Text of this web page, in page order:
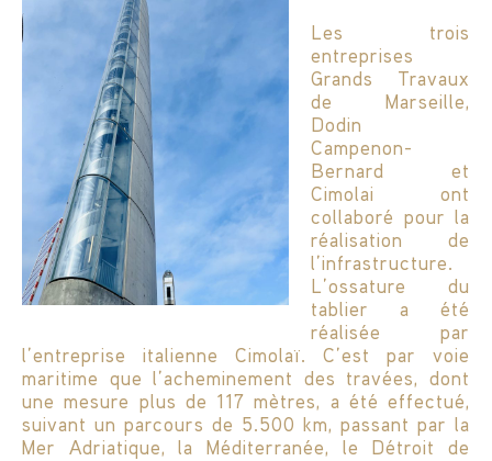
Les trois
entreprises
Grands Travaux
de Marseille,
Dodin
Campenon-
Bernard et
Cimolai ont
collaboré pour la
réalisation de
l’infrastructure.
L’ossature du
tablier a été
réalisée par
l’entreprise italienne Cimolaï. C’est par voie
maritime que l’acheminement des travées, dont
une mesure plus de 117 mètres, a été effectué,
suivant un parcours de 5.500 km, passant par la
Mer Adriatique, la Méditerranée, le Détroit de